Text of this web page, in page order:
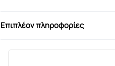
Tested under extreme
Quick & easy installation,
Επιπλέον πληροφορίες